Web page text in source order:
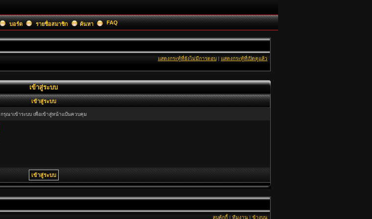
บอร์ด รายชื่อสมาชิก ค้นหา FAQ
แสดงกระทู้ที่ยังไม่มีการตอบ | แสดงกระทู้ที่เปิดดูแล้ว
เข้าสู่ระบบ
เข้าสู่ระบบ
กรุณาเข้าระบบ เพื่อเข้าสู่หน้าแป้นควบคุม
ลบคุ้กกี้ | ทีมงาน | ข้างบน